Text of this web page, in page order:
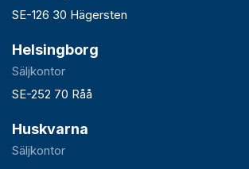
SE-126 30 Hägersten
Helsingborg
Säljkontor
SE-252 70 Råå
Huskvarna
Säljkontor